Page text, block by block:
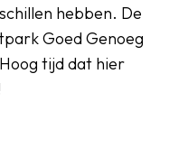
hebben. De
Goed Genoeg
tijd dat hier